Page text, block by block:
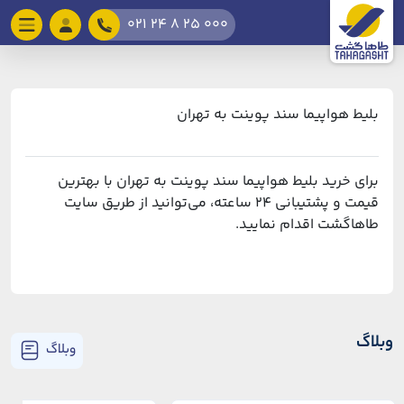
021 24 8 25 000
بلیط هواپیما سند پوینت به تهران
برای خرید بلیط هواپیما سند پوینت به تهران با بهترین
قیمت و پشتیبانی ۲۴ ساعته، می‌توانید از طریق سایت
طاهاگشت اقدام نمایید.
وبلاگ وبلاگ